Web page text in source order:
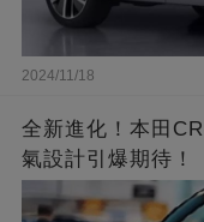
2024/11/18
全新進化！本田
氣設計引爆期待！